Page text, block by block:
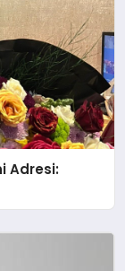
Adresi: